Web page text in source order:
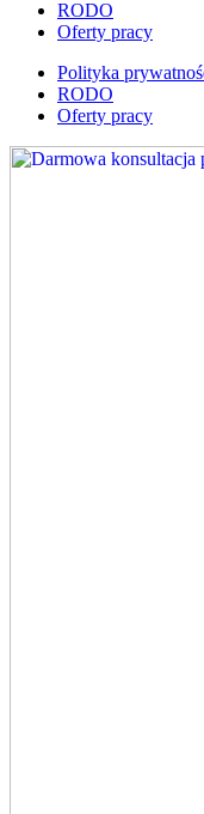
RODO
Oferty pracy
Polityka
RODO
Oferty pracy